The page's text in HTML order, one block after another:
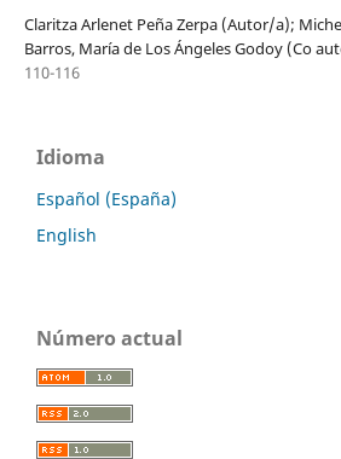
Claritza Arlenet Peña Zerpa (Autor/a);
Barros, María de Los Ángeles Godoy (Co
110-116
Idioma
Español (España)
English
Número actual